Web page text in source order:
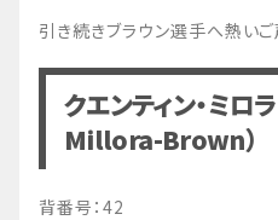
引き続きブラウン選手へ熱い
クエンティン・ミロ
Millora-Brown）
背番号：42